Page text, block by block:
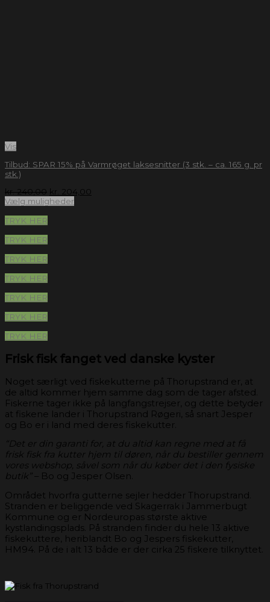
Vis
Tilbud: SPAR 15% på Varmrøget laksesnitter (3 stk. – ca. 165 g. pr
stk.)
kr.240,00 kr.
204,00
Vælg muligheder
TRYK HER
TRYK HER
TRYK HER
TRYK HER
TRYK HER
TRYK HER
TRYK HER
Frisk fisk fanget ved danske kyster
Noget særligt ved fiskekutterne på Thorupstrand er, at
de altid kommer hjem samme dag som de tager afsted.
Fiskerne tager ikke på langfangstrejser, og dette betyder
at fiskene lander i Thorupstrand Røgeri, så snart Jesper
og Bo er i land med deres fiskekutter.
“Det er din garanti for, at du altid kan regne med at få
frisk fisk fra kutter hjem til døren, når du bestiller gennem
vores webshop, såvel som når du køber det i den fysiske
butik” – Bo og Jesper Olsen.
Området hvorfra gutterne sejler hedder Thorupstrand.
Stranden er beliggende ved Skagerrak i Jammerbugt
Kommune og er Nordeuropas største aktive
kystlandingsplads. På stranden finder du hele 13 aktive
fiskekuttere, heriblandt Bo og Jespers fiskekutter,
HM94. På de i alt 13 både er der cirka 25 fiskere tilknyttet.